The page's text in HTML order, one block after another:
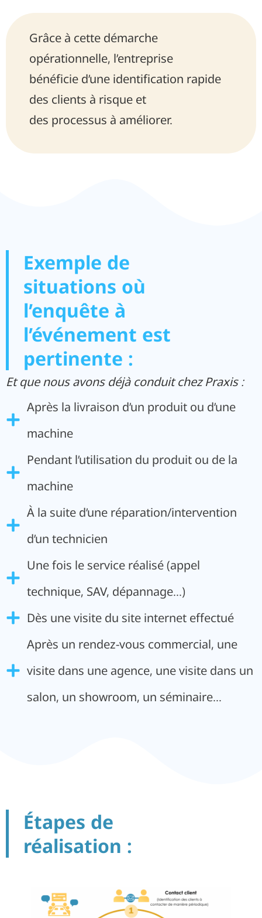
Grâce à cette démarche
opérationnelle, l’entreprise
bénéficie d’une identification rapide
des clients à risque et
des processus à améliorer.
Exemple de
situations où
l’enquête à
l’événement est
pertinente :
Et que nous avons déjà conduit chez Praxis :
Après la livraison d’un produit ou d’une
machine
Pendant l’utilisation du produit ou de la
machine
À la suite d’une réparation/intervention
d’un technicien
Une fois le service réalisé (appel
technique, SAV, dépannage…)
Dès une visite du site internet effectué
Après un rendez-vous commercial, une
visite dans une agence, une visite dans un
salon, un showroom, un séminaire…
Étapes de
réalisation :